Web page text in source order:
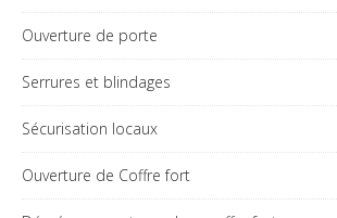
Ouverture de porte
Serrures et blindages
Sécurisation locaux
Ouverture de Coffre fort